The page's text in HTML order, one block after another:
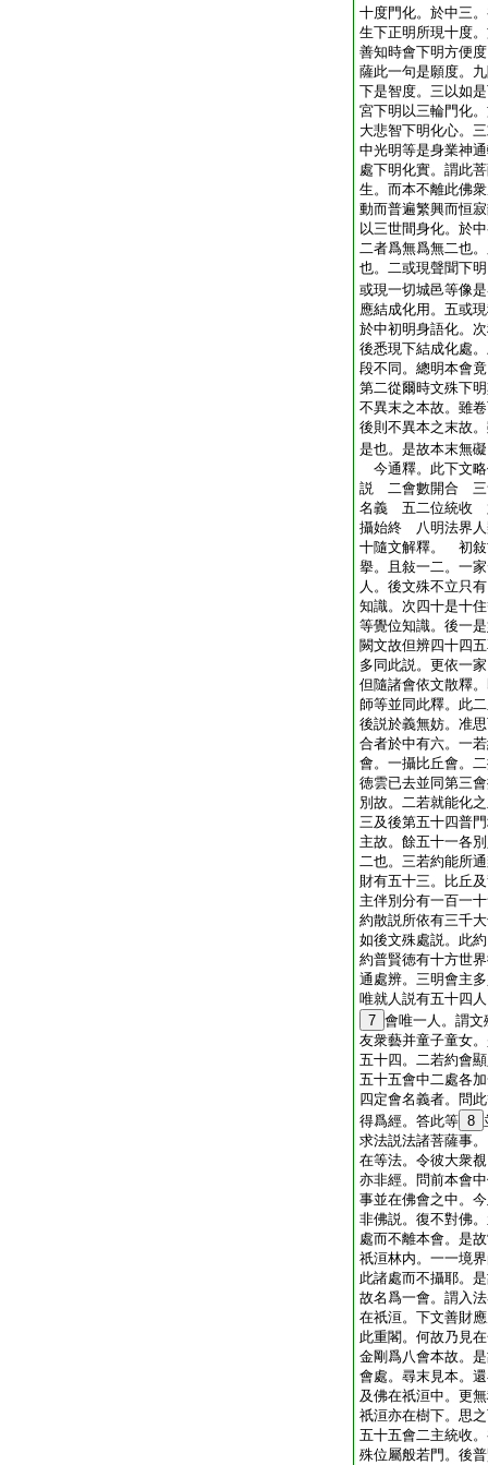
十度門化。於中三
生下正明所現十度
善知時會下明方便
薩此一句是願度。
下是智度。三以如
宮下明以三輪門化
大悲智下明化心。
中光明等是身業神
處下明化實。謂此
生。而本不離此佛
動而普遍繁興而恒
以三世間身化。於
二者爲無爲無二也
也。二或現聲聞下
或現一切城邑等像
應結成化用。五或
於中初明身語化。
後悉現下結成化處
段不同。總明本會竟
第二從爾時文殊下
不異末之本故。雖
後則不異本之末故
是也。是故本末無
今通釋。此下文
説 二會數開合 三
名義 五二位統收
攝始終 八明法界
十隨文解釋。 初敍
擧。且敍一二。一
人。後文殊不立只
知識。次四十是十
等覺位知識。後一
闕文故但辨四十四
多同此説。更依一
但隨諸會依文散釋
師等並同此釋。此
後説於義無妨。准
合者於中有六。一
會。一攝比丘會。
徳雲已去並同第三
別故。二若就能化
三及後第五十四普
主故。餘五十一各
二也。三若約能所
財有五十三。比丘
主伴別分有一百一
約散説所依有三千
如後文殊處説。此
約普賢徳有十方世
通處辨。三明會主
唯就人説有五十四
7 會唯一人。謂
友衆藝并童子童女
五十四。二若約會
五十五會中二處各
四定會名義者。問
得爲經。答此等 8
求法説法諸菩薩事
在等法。令彼大衆
亦非經。問前本會
事並在佛會之中。
非佛説。復不對佛
處而不離本會。是
祇洹林内。一一境
此諸處而不攝耶。
故名爲一會。謂入
在祇洹。下文善財
此重閣。何故乃見
金剛爲八會本故。
會處。尋末見本。
及佛在祇洹中。更
祇洹亦在樹下。思
五十五會二主統收
殊位屬般若門。後